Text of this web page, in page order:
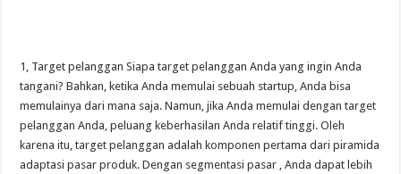
1, Target pelanggan Siapa target pelanggan Anda yang ingin Anda
tangani? Bahkan, ketika Anda memulai sebuah startup, Anda bisa
memulainya dari mana saja. Namun, jika Anda memulai dengan target
pelanggan Anda, peluang keberhasilan Anda relatif tinggi. Oleh
karena itu, target pelanggan adalah komponen pertama dari piramida
adaptasi pasar produk. Dengan segmentasi pasar , Anda dapat lebih